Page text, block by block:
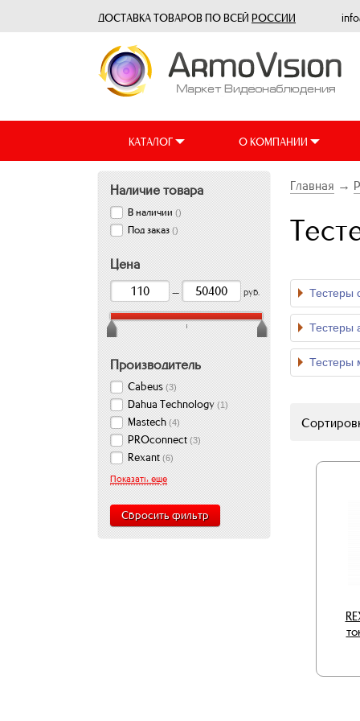
ДОСТАВКА ТОВАРОВ ПО ВСЕЙ РОССИИ
КАТАЛОГ О КОМПАНИИ
Наличие товара
В наличии()
Под заказ()
Цена
— руб.
Производитель
Cabeus(3)
Dahua Technology(1)
Mastech(4)
PROconnect(3)
Rexant(6)
Показать еще
Сбросить фильтр
Главная →
Тестеры
Тестеры
Тестеры